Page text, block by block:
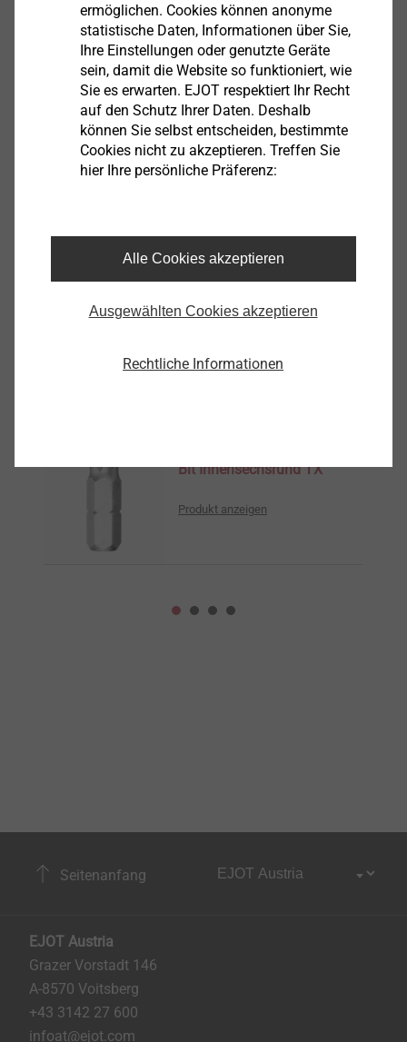
PH2-1/4“/Ex50
9250709000
Ähnliche Produkte
Bit Innensechsrund TX
Produkt anzeigen
Seitenanfang
EJOT Austria
Grazer Vorstadt 146
A-8570 Voitsberg
+43 3142 27 600
infoat@ejot.com
ermöglichen. Cookies können anonyme
statistische Daten, Informationen über Sie,
Ihre Einstellungen oder genutzte Geräte
sein, damit die Website so funktioniert, wie
Sie es erwarten. EJOT respektiert Ihr Recht
auf den Schutz Ihrer Daten. Deshalb
können Sie selbst entscheiden, bestimmte
Cookies nicht zu akzeptieren. Treffen Sie
hier Ihre persönliche Präferenz:
Alle Cookies akzeptieren
Ausgewählten Cookies akzeptieren
Rechtliche Informationen